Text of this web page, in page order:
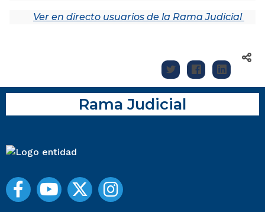
Ver en directo usuarios de la Rama Judicial
Rama Judicial